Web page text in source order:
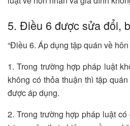
5. Điều 6 được sửa đổi,
“Điều 6. Áp dụng tập quán về
1. Trong trường hợp pháp luật
không có thỏa thuận thì tập
được áp dụng.
2. Trong trường hợp pháp luật